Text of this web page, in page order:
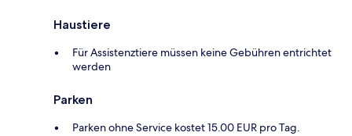
Haustiere
Für Assistenztiere müssen keine Gebühren entrichtet
werden
Parken
Parken ohne Service kostet 15.00 EUR pro Tag.